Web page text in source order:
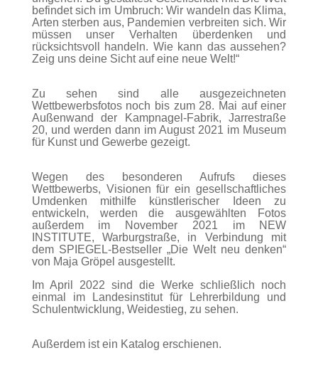
befindet sich im Umbruch: Wir wandeln das Klima,
Arten sterben aus, Pandemien verbreiten sich. Wir
müssen unser Verhalten überdenken und
rücksichtsvoll handeln. Wie kann das aussehen?
Zeig uns deine Sicht auf eine neue Welt!“
Zu sehen sind alle ausgezeichneten
Wettbewerbsfotos noch bis zum 28. Mai auf einer
Außenwand der Kampnagel-Fabrik, Jarrestraße
20, und werden dann im August 2021 im Museum
für Kunst und Gewerbe gezeigt.
Wegen des besonderen Aufrufs dieses
Wettbewerbs, Visionen für ein gesellschaftliches
Umdenken mithilfe künstlerischer Ideen zu
entwickeln, werden die ausgewählten Fotos
außerdem im November 2021 im NEW
INSTITUTE, Warburgstraße, in Verbindung mit
dem SPIEGEL-Bestseller „Die Welt neu denken“
von Maja Gröpel ausgestellt.
Im April 2022 sind die Werke schließlich noch
einmal im Landesinstitut für Lehrerbildung und
Schulentwicklung, Weidestieg, zu sehen.
Außerdem ist ein Katalog erschienen.